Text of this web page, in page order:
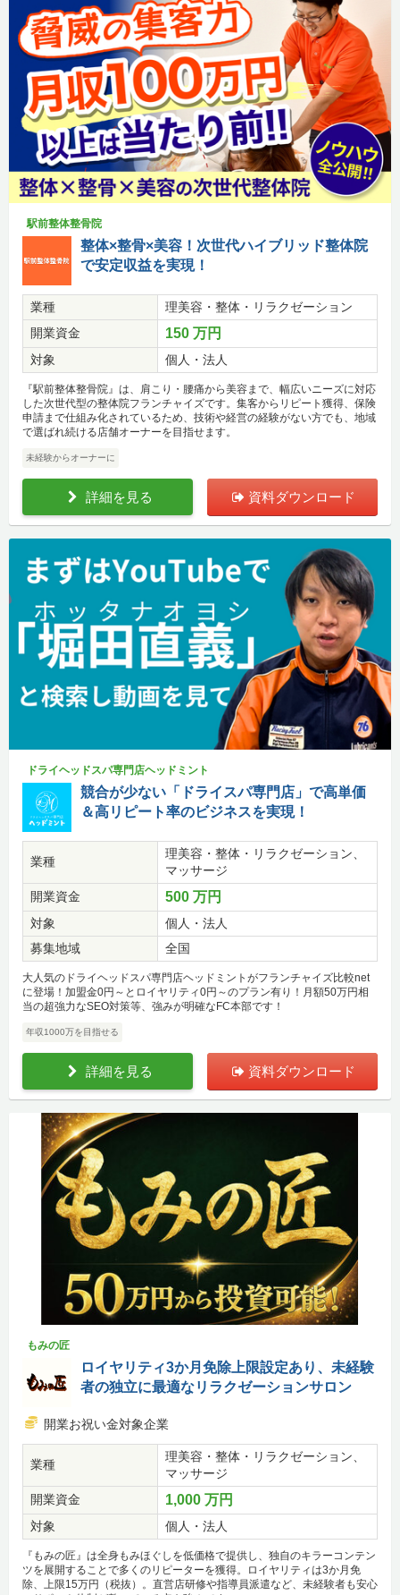
駅前整体整骨院
整体×整骨×美容！次世代ハイブリッド整体院
で安定収益を実現！
業種
理美容・整体・リラクゼーション
開業資金
150 万円
対象 個人・法人
『駅前整体整骨院』は、肩こり・腰痛から美容まで、幅広いニーズに対応
した次世代型の整体院フランチャイズです。集客からリピート獲得、保険
申請まで仕組み化されているため、技術や経営の経験がない方でも、地域
で選ばれ続ける店舗オーナーを目指せます。
未経験からオーナーに
詳細を見る 資料ダウンロード
ドライヘッドスパ専門店ヘッドミント
競合が少ない「ドライスパ専門店」で高単価
＆高リピート率のビジネスを実現！
業種
理美容・整体・リラクゼーション、
マッサージ
開業資金
500 万円
対象
個人・法人
募集地域
全国
大人気のドライヘッドスパ専門店ヘッドミントがフランチャイズ比較net
に登場！加盟金0円～とロイヤリティ0円～のプラン有り！月額50万円相
当の超強力なSEO対策等、強みが明確なFC本部です！
年収1000万を目指せる
詳細を見る 資料ダウンロード
もみの匠
ロイヤリティ3か月免除上限設定あり、未経験
者の独立に最適なリラクゼーションサロン
開業お祝い金対象企業
業種
理美容・整体・リラクゼーション、
マッサージ
開業資金
1,000 万円
対象 個人・法人
『もみの匠』は全身もみほぐしを低価格で提供し、独自のキラーコンテン
ツを展開することで多くのリピーターを獲得。ロイヤリティは3か月免
除、上限15万円（税抜）。直営店研修や指導員派遣など、未経験者も安心